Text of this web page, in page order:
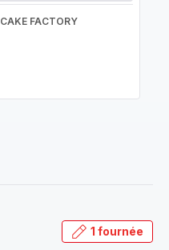
CAKE FACTORY
1 fournée